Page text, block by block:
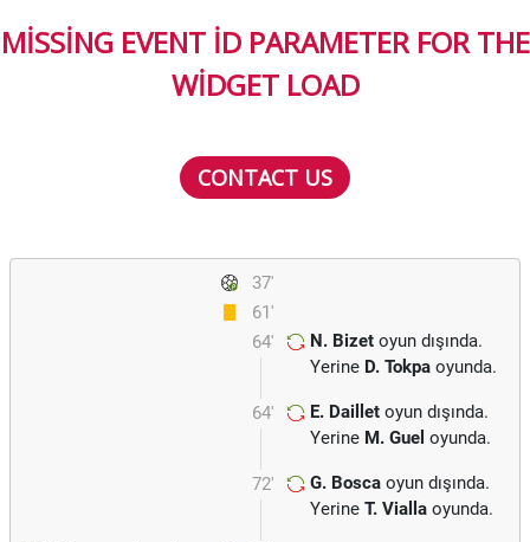
MISSING EVENT ID PARAMETER FOR THE
WIDGET LOAD
CONTACT US
37'
61'
64'
N. Bizet oyun dışında.
Yerine D. Tokpa oyunda.
64' E. Daillet oyun dışında.
Yerine M. Guel oyunda.
72' G. Bosca oyun dışında.
Yerine T. Vialla oyunda.